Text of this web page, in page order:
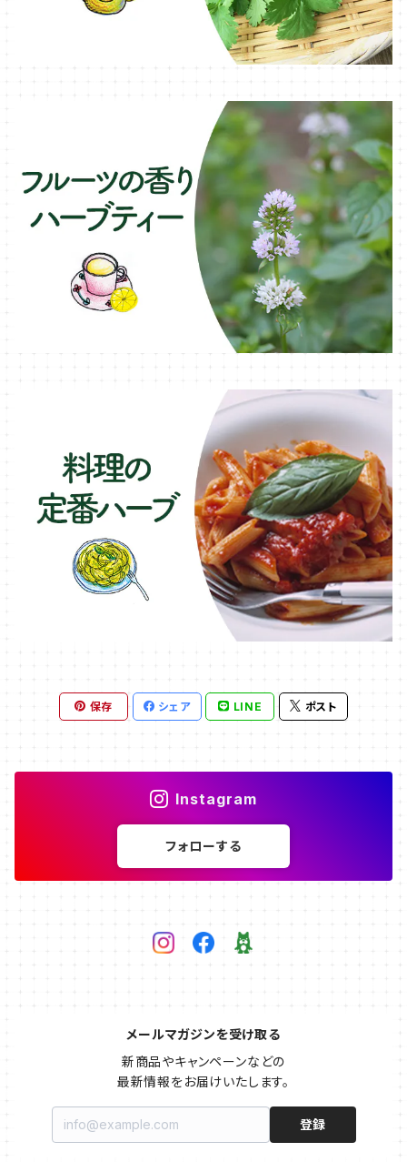
保存 シェア LINE ポスト
Instagram
フォローする
メールマガジンを受け取る
新商品やキャンペーンなどの
最新情報をお届けいたします。
登録